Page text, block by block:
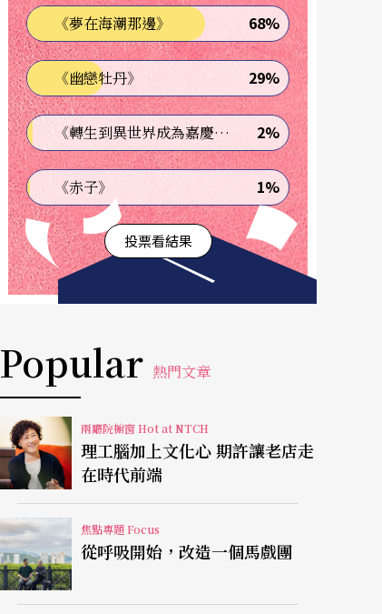
《夢在海潮那邊》 68%
《幽戀牡丹》 29%
《轉生到異世界成為嘉慶君—發現我的祖先是詐騙集團!?》 2%
《赤子》 1%
投票看結果
Popular 熱門文章
兩廳院櫥窗 Hot at NTCH
理工腦加上文化心 期許讓老店走
在時代前端
焦點專題 Focus
從呼吸開始，改造一個馬戲團